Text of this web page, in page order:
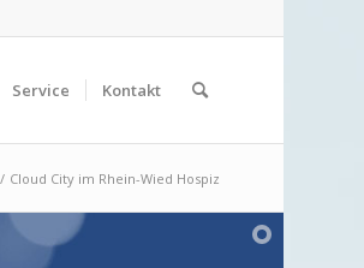
Service Kontakt
/ Cloud City im Rhein-Wied Hospiz